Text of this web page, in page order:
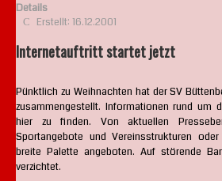
Details
Erstellt: 16.12.2001
Internetauftritt startet jetzt
Pünktlich zu Weihnachten hat der SV
zusammengestellt. Informationen rund um
hier zu finden. Von aktuellen
Sportangebote und Vereinsstrukturen
breite Palette angeboten. Auf störende
verzichtet.